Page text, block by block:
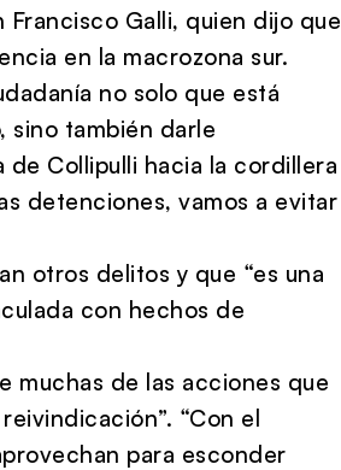
Galli, quien dijo que
en la macrozona sur.
no solo que está
sino también darle
Collipulli hacia la cordillera
detenciones, vamos a evitar
otros delitos y que “es una
con hechos de
muchas de las acciones que
“Con el
para esconder